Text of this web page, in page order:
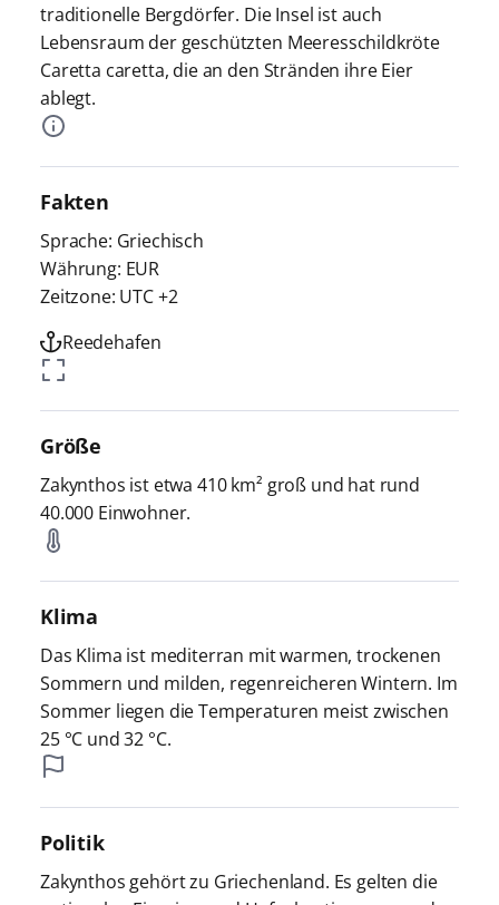
traditionelle Bergdörfer. Die Insel ist auch
Lebensraum der geschützten Meeresschildkröte
Caretta caretta, die an den Stränden ihre Eier
ablegt.
Fakten
Sprache: Griechisch
Währung: EUR
Zeitzone: UTC +2
Reedehafen
Größe
Zakynthos ist etwa 410 km² groß und hat rund
40.000 Einwohner.
Klima
Das Klima ist mediterran mit warmen, trockenen
Sommern und milden, regenreicheren Wintern. Im
Sommer liegen die Temperaturen meist zwischen
25 °C und 32 °C.
Politik
Zakynthos gehört zu Griechenland. Es gelten die